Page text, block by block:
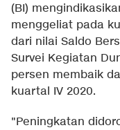
(BI)
menggeliat pada
dari nilai Saldo
Survei Kegiatan
persen membaik
kuartal IV 2020.
"Peningkatan